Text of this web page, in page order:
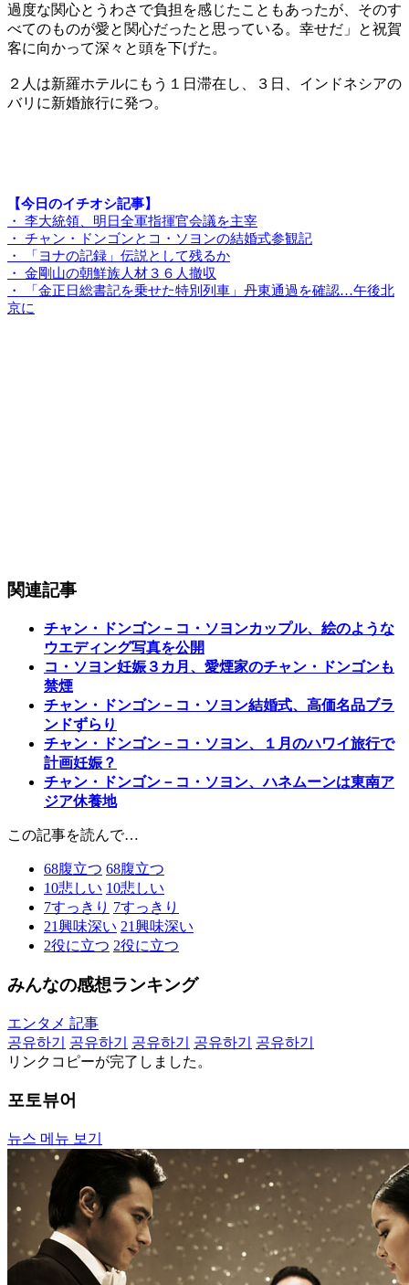
過度な関心とうわさで負担を感じたこともあったが、そのす
べてのものが愛と関心だったと思っている。幸せだ」と祝賀
客に向かって深々と頭を下げた。
２人は新羅ホテルにもう１日滞在し、３日、インドネシアの
バリに新婚旅行に発つ。
【今日のイチオシ記事】
・ 李大統領、明日全軍指揮官会議を主宰
・ チャン・ドンゴンとコ・ソヨンの結婚式参観記
・ 「ヨナの記録」伝説として残るか
・ 金剛山の朝鮮族人材３６人撤収
・ 「金正日総書記を乗せた特別列車」丹東通過を確認…午後北
京に
関連記事
チャン・ドンゴン－コ・ソヨンカップル、絵のような
ウエディング写真を公開
コ・ソヨン妊娠３カ月、愛煙家のチャン・ドンゴンも
禁煙
チャン・ドンゴン－コ・ソヨン結婚式、高価名品ブラ
ンドずらり
チャン・ドンゴン－コ・ソヨン、１月のハワイ旅行で
計画妊娠？
チャン・ドンゴン－コ・ソヨン、ハネムーンは東南ア
ジア休養地
この記事を読んで…
68腹立つ 68腹立つ
10悲しい 10悲しい
7すっきり 7すっきり
21興味深い 21興味深い
2役に立つ 2役に立つ
みんなの感想ランキング
エンタメ 記事
공유하기
공유하기 공유하기 공유하기
공유하기
リンクコピーが完了しました。
포토뷰어
뉴스 메뉴 보기